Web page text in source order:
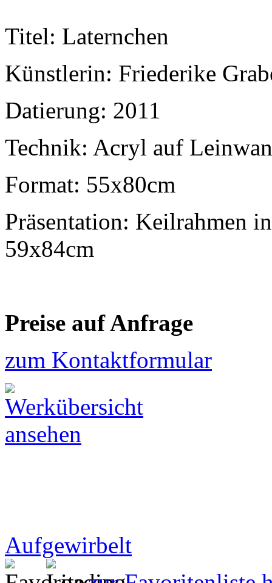
Titel: Laternchen
Künstlerin: Friederike
Datierung: 2011
Technik: Acryl auf
Format: 55x80cm
Präsentation: Keilrahmen
59x84cm
Preise auf Anfrage
zum Kontaktformular
Aufgewirbelt